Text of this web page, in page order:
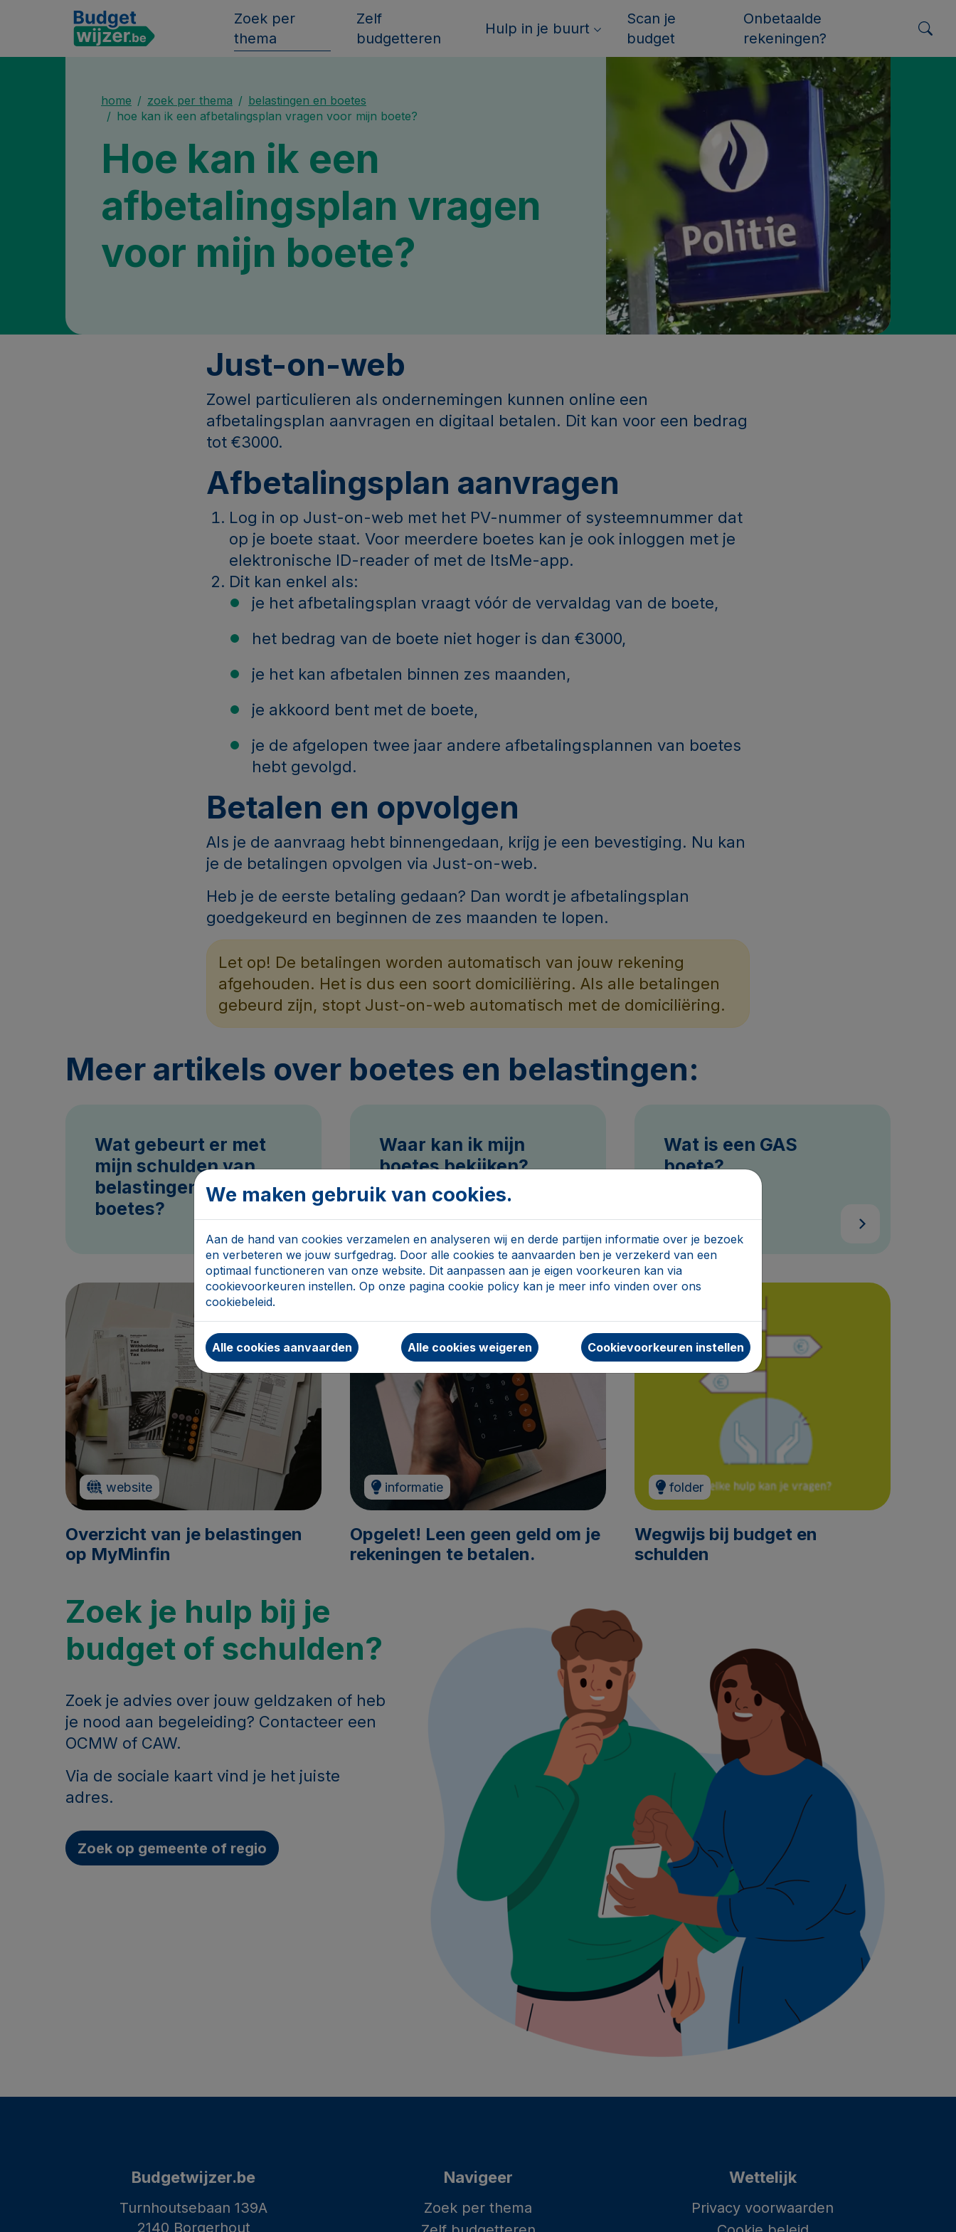
Zoek per
thema
Zelf
budgetteren
Hulp in je buurt
Scan je
budget
Onbetaalde
rekeningen?
home zoek per thema
belastingen en boetes
hoe kan ik een afbetalingsplan vragen voor mijn boete?
Hoe kan ik een
afbetalingsplan vragen
voor mijn boete?
Just-on-web
Zowel particulieren als ondernemingen kunnen online een
afbetalingsplan aanvragen en digitaal betalen. Dit kan voor een bedrag
tot €3000.
Afbetalingsplan aanvragen
Log in op Just-on-web met het PV-nummer of systeemnummer dat
op je boete staat. Voor meerdere boetes kan je ook inloggen met je
elektronische ID-reader of met de ItsMe-app.
Dit kan enkel als:
je het afbetalingsplan vraagt vóór de vervaldag van de boete,
het bedrag van de boete niet hoger is dan €3000,
je het kan afbetalen binnen zes maanden,
je akkoord bent met de boete,
je de afgelopen twee jaar andere afbetalingsplannen van boetes
hebt gevolgd.
Betalen en opvolgen
Als je de aanvraag hebt binnengedaan, krijg je een bevestiging. Nu kan
je de betalingen opvolgen via Just-on-web.
Heb je de eerste betaling gedaan? Dan wordt je afbetalingsplan
goedgekeurd en beginnen de zes maanden te lopen.
Let op! De betalingen worden automatisch van jouw rekening
afgehouden. Het is dus een soort domiciliëring. Als alle betalingen
gebeurd zijn, stopt Just-on-web automatisch met de domiciliëring.
Meer artikels over boetes en belastingen:
Wat gebeurt er met
mijn schulden van
belastingen of
boetes?
Waar kan ik mijn
boetes bekijken?
Wat is een GAS
boete?
website
Overzicht van je belastingen
op MyMinfin
informatie
Opgelet! Leen geen geld om je
rekeningen te betalen.
folder
Wegwijs bij budget en
schulden
Zoek je hulp bij je
budget of schulden?
Zoek je advies over jouw geldzaken of heb
je nood aan begeleiding? Contacteer een
OCMW of CAW.
Via de sociale kaart vind je het juiste
adres.
Zoek op gemeente of regio
Budgetwijzer.be
Turnhoutsebaan 139A
2140 Borgerhout
Navigeer
Zoek per thema
Wettelijk
Privacy voorwaarden
We maken gebruik van cookies.
Aan de hand van cookies verzamelen en analyseren wij en derde partijen informatie over je bezoek
en verbeteren we jouw surfgedrag. Door alle cookies te aanvaarden ben je verzekerd van een
optimaal functioneren van onze website. Dit aanpassen aan je eigen voorkeuren kan via
cookievoorkeuren instellen. Op onze pagina cookie policy kan je meer info vinden over ons
cookiebeleid.
Alle cookies aanvaarden Alle cookies weigeren Cookievoorkeuren instellen